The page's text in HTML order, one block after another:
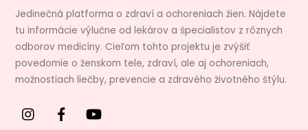
Jedinečná platforma o zdraví a ochoreniach žien. Nájdete
tu informácie výlučne od lekárov a špecialistov z rôznych
odborov medicíny. Cieľom tohto projektu je zvýšiť
povedomie o ženskom tele, zdraví, ale aj ochoreniach,
možnostiach liečby, prevencie a zdravého životného štýlu.